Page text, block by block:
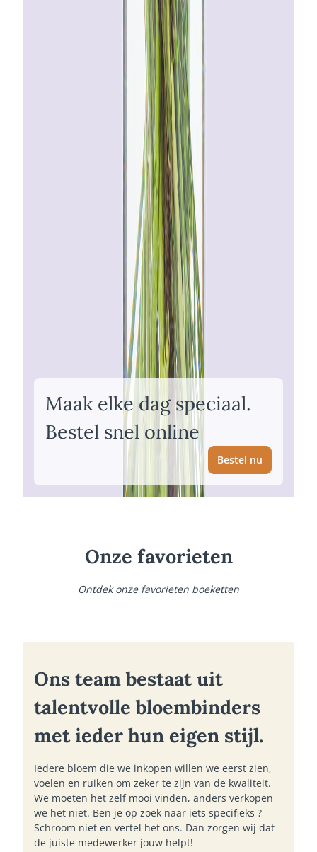
Maak elke dag speciaal.
Bestel snel online
Bestel nu
Onze favorieten
Ontdek onze favorieten boeketten
Ons team bestaat uit
talentvolle bloembinders
met ieder hun eigen stijl.
Iedere bloem die we inkopen willen we eerst zien,
voelen en ruiken om zeker te zijn van de kwaliteit.
We moeten het zelf mooi vinden, anders verkopen
we het niet. Ben je op zoek naar iets specifieks ?
Schroom niet en vertel het ons. Dan zorgen wij dat
de juiste medewerker jouw helpt!